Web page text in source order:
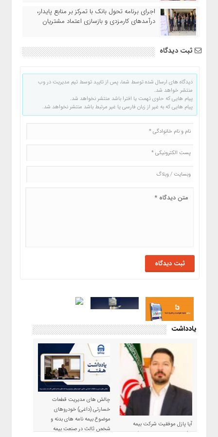
اجرای برنامه تحول بانک با تمرکز بر منابع پایدار،
درآمدهای کارمزدی و بازسازی اعتماد مشتریان
ثبت دیدگاه
دیدگاه های ارسال شده توسط شما، پس از تایید توسط تیم مدیریت در وب
منتشر خواهد شد.
پیام هایی که حاوی تهمت یا افترا باشد منتشر نخواهد شد.
پیام هایی که به غیر از زبان فارسی یا غیر مرتبط باشد منتشر نخواهد شد.
یادداشت
آیا پازل موفقیت شرکت بیمه
حکمت صبا در سال ۱۴۰۵ کامل می
چالش های مدیریت قطعات
خسارتی (داغی) خودروهای
موضوع بیمه نامه های بدنه و
شخص ثالث در صنعت بیمه